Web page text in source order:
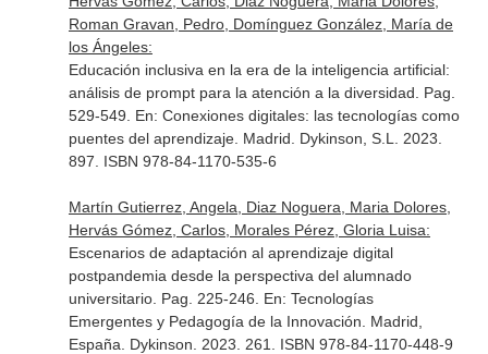
Roman Gravan, Pedro, Domínguez González, María de
los Ángeles:
Educación inclusiva en la era de la inteligencia artificial:
análisis de prompt para la atención a la diversidad. Pag.
529-549. En: Conexiones digitales: las tecnologías como
puentes del aprendizaje. Madrid. Dykinson, S.L. 2023.
897. ISBN 978-84-1170-535-6
Martín Gutierrez, Angela, Diaz Noguera, Maria Dolores,
Hervás Gómez, Carlos, Morales Pérez, Gloria Luisa:
Escenarios de adaptación al aprendizaje digital
postpandemia desde la perspectiva del alumnado
universitario. Pag. 225-246. En: Tecnologías
Emergentes y Pedagogía de la Innovación . Madrid,
España. Dykinson. 2023. 261. ISBN 978-84-1170-448-9